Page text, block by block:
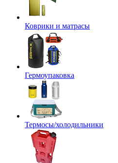
Коврики и матрасы
Гермоупаковка
Термосы/холодильники